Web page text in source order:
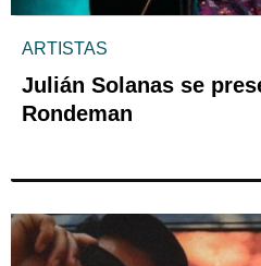
ARTISTAS
Julián Solanas se
Rondeman